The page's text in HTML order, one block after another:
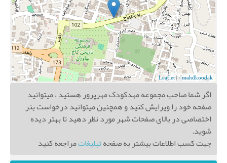
Leaflet|© mahdkoodak
اگر شما صاحب مجموعه مهدکودک مهرپرور هستید ، میتوانید
صفحه خود را ویرایش کنید و همچنین میتوانید درخواست بنر
اختصاصی در بالای صفحات شهر مورد نظر دهید تا بهتر دیده
شوید.
جهت کسب اطلاعات بیشتر به صفحهتبلیغاتمراجعه کنید